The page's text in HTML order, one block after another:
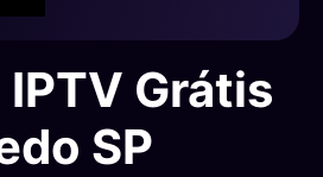
Grátis
SP